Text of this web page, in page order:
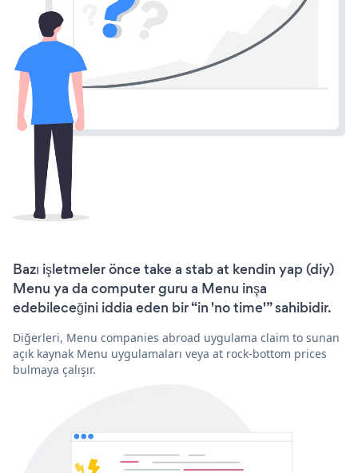
Bazı işletmeler önce take a stab at kendin yap (diy)
Menu ya da computer guru a Menu inşa
edebileceğini iddia eden bir “in 'no time'” sahibidir.
Diğerleri, Menu companies abroad uygulama claim to sunan
açık kaynak Menu uygulamaları veya at rock-bottom prices
bulmaya çalışır.